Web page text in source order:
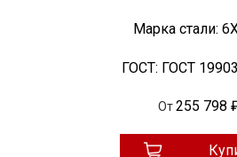
Марка стали:
ГОСТ: ГОСТ
От 255 798